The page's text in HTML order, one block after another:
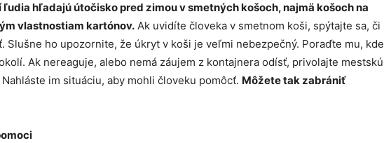
hľadajú útočisko pred zimou v smetných košoch, najmä košoch na
vlastnostiam kartónov. Ak uvidíte človeka v smetnom koši, spýtajte sa, či
Slušne ho upozornite, že úkryt v koši je veľmi nebezpečný. Poraďte mu, kde
Ak nereaguje, alebo nemá záujem z kontajnera odísť, privolajte mestskú
Nahláste im situáciu, aby mohli človeku pomôcť. Môžete tak zabrániť